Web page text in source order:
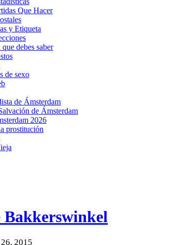
Que Hacer
y Etiqueta
debes saber
de sexo
de Ámsterdam
de Ámsterdam
2026
prostitución
Bakkerswinkel
2015